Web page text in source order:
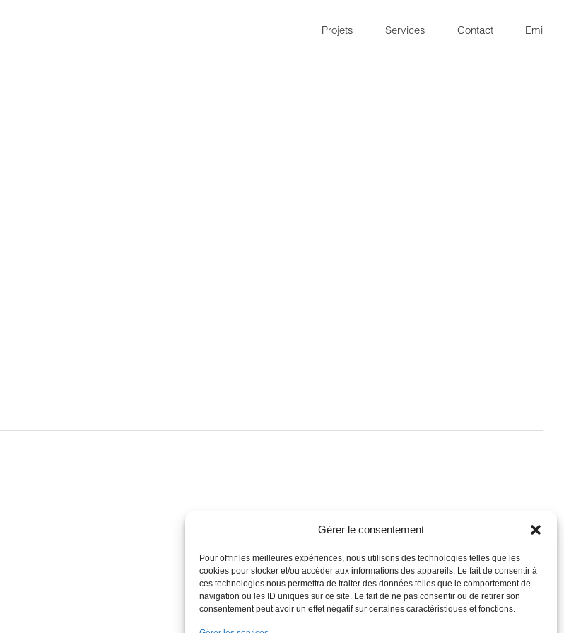
Gérer le consentement
Pour offrir les meilleures expériences, nous utilisons des technologies telles que les
cookies pour stocker et/ou accéder aux informations des appareils. Le fait de consentir à
ces technologies nous permettra de traiter des données telles que le comportement de
navigation ou les ID uniques sur ce site. Le fait de ne pas consentir ou de retirer son
consentement peut avoir un effet négatif sur certaines caractéristiques et fonctions.
Projets Services Contact Emi